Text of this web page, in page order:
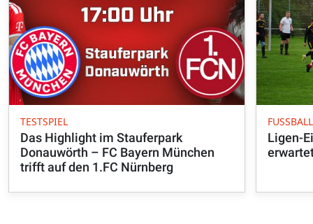
TESTSPIEL
Das Highlight im Stauferpark
Donauwörth – FC Bayern München
trifft auf den 1.FC Nürnberg
Ligen-